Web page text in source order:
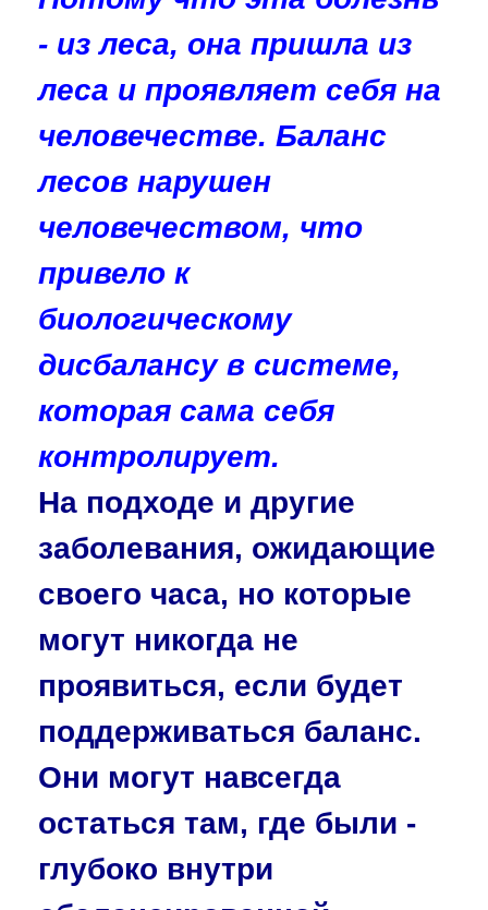
- из леса, она пришла из
леса и проявляет себя на
человечестве. Баланс
лесов нарушен
человечеством, что
привело к
биологическому
дисбалансу в системе,
которая сама себя
контролирует.
На подходе и другие
заболевания, ожидающие
своего часа, но которые
могут никогда не
проявиться, если будет
поддерживаться баланс.
Они могут навсегда
остаться там, где были -
глубоко внутри